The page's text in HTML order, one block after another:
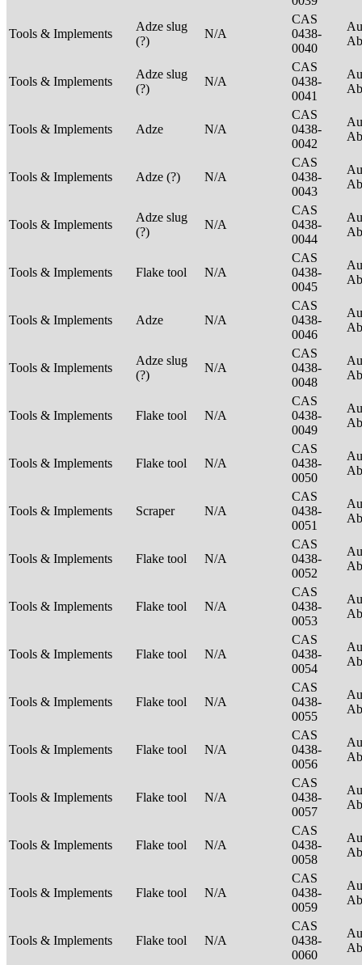
Tools & Implements
Adze slug
(?)
N/A
CAS
0438-
0040
Tools & Implements
Adze slug
(?)
N/A
CAS
0438-
0041
Tools & Implements Adze N/A
CAS
0438-
0042
Tools & Implements Adze (?) N/A
CAS
0438-
0043
Tools & Implements
Adze slug
(?)
N/A
CAS
0438-
0044
Tools & Implements Flake tool N/A
CAS
0438-
0045
Tools & Implements Adze N/A
CAS
0438-
0046
Tools & Implements
Adze slug
(?)
N/A
CAS
0438-
0048
Tools & Implements Flake tool N/A
CAS
0438-
0049
Tools & Implements Flake tool N/A
CAS
0438-
0050
Tools & Implements Scraper N/A
CAS
0438-
0051
Tools & Implements Flake tool N/A
CAS
0438-
0052
Tools & Implements Flake tool N/A
CAS
0438-
0053
Tools & Implements Flake tool N/A
CAS
0438-
0054
Tools & Implements Flake tool N/A
CAS
0438-
0055
Tools & Implements Flake tool N/A
CAS
0438-
0056
Tools & Implements Flake tool N/A
CAS
0438-
0057
Tools & Implements Flake tool N/A
CAS
0438-
0058
Tools & Implements Flake tool N/A
CAS
0438-
0059
Tools & Implements Flake tool N/A
CAS
0438-
0060